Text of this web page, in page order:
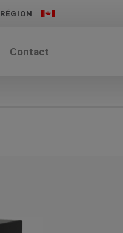
RÉGION
Contact